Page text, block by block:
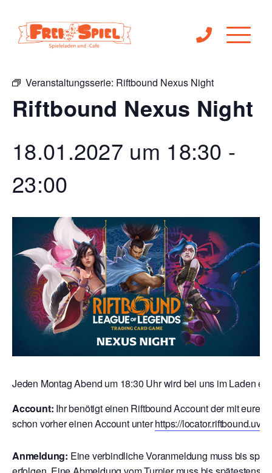
« Alle Veranstaltungen
Veranstaltungsserie: Riftbound Nexus Night
Riftbound Nexus Night
18.01.2027 um 18:30 -
23:00
Jeden Montag Abend um 18:30 Uhr wird bei uns im Laden
Account: Ihr benötigt einen Riftbound Account der mit
schon vorher einen Account unterhttps://
Anmeldung: Eine verbindliche Voranmeldung muss bis